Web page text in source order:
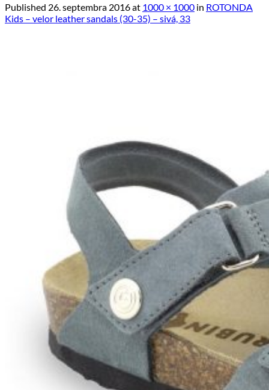
Published 26. septembra 2016at 1000 × 1000 in ROTONDA
Kids – velor leather sandals (30-35) – sivá, 33